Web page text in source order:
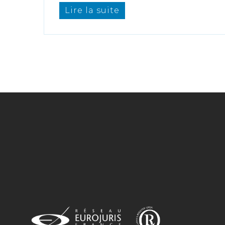
Lire la suite